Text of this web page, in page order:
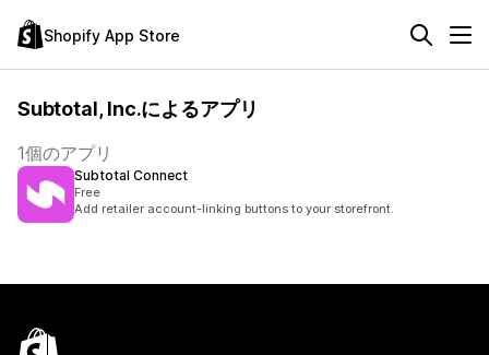
Shopify App Store
Subtotal, Inc.によるアプリ
1個のアプリ
Subtotal Connect
Free
Add retailer account-linking buttons to your storefront.